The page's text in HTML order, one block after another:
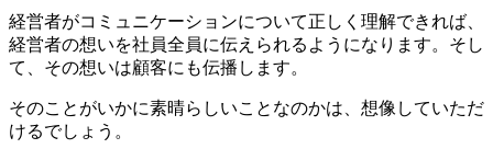
経営者がコミュニケーションについて正しく理解できれば、
経営者の想いを社員全員に伝えられるようになります。そし
て、その想いは顧客にも伝播します。
そのことがいかに素晴らしいことなのかは、想像していただ
けるでしょう。